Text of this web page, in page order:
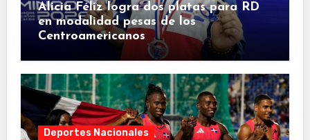
Alicia Féliz logra dos platas para RD
en modalidad pesas de los
Centroamericanos
Deportes Nacionales